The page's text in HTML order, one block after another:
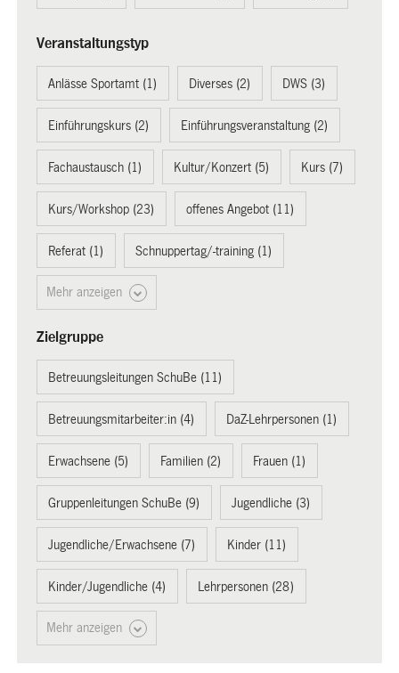
Veranstaltungstyp
Anlässe Sportamt (1) Diverses (2) DWS (3)
Einführungskurs (2) Einführungsveranstaltung (2)
Fachaustausch (1) Kultur/Konzert (5) Kurs (7)
Kurs/Workshop (23) offenes Angebot (11)
Referat (1) Schnuppertag/-training (1)
Mehr anzeigen
Zielgruppe
Betreuungsleitungen SchuBe (11)
Betreuungsmitarbeiter:in (4) DaZ-Lehrpersonen (1)
Erwachsene (5) Familien (2) Frauen (1)
Gruppenleitungen SchuBe (9) Jugendliche (3)
Jugendliche/Erwachsene (7) Kinder (11)
Kinder/Jugendliche (4) Lehrpersonen (28)
Mehr anzeigen